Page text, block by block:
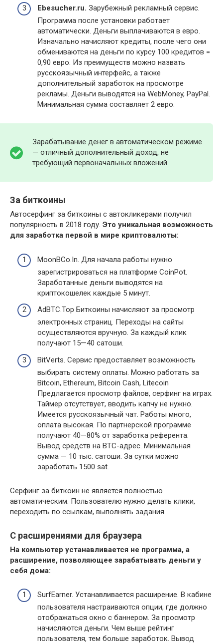
Ebesucher.ru. Зарубежный рекламный сервис.
Программа после установки работает
автоматически. Деньги выплачиваются в евро.
Изначально начисляют кредиты, после чего они
обмениваются на деньги по курсу 100 кредитов =
0,90 евро. Из преимуществ можно назвать
русскоязычный интерфейс, а также
дополнительный заработок на просмотре
рекламы. Деньги выводятся на WebMoney, PayPal.
Минимальная сумма составляет 2 евро.
Зарабатывание денег в автоматическом режиме
— отличный дополнительный доход, не
требующий первоначальных вложений.
За биткоины
Автосерфинг за биткоины с автокликерами получил
популярность в 2018 году. Это уникальная возможность
для заработка первой в мире криптовалюты:
MoonBCo.In. Для начала работы нужно
зарегистрироваться на платформе CoinPot.
Заработанные деньги выводятся на
криптокошелек каждые 5 минут.
AdBTC.Top Биткоины начисляют за просмотр
электронных страниц. Переходы на сайты
осуществляются вручную. За каждый клик
получают 15—40 сатоши.
BitVerts. Сервис предоставляет возможность
выбирать систему оплаты. Можно работать за
Bitcoin, Ethereum, Bitcoin Cash, Litecoin
Предлагается просмотр файлов, серфинг на играх.
Таймер отсутствует, вводить капчу не нужно.
Имеется русскоязычный чат. Работы много,
оплата высокая. По партнерской программе
получают 40—80% от заработка референта.
Вывод средств на BTC-адрес. Минимальная
сумма — 10 тыс. сатоши. За сутки можно
заработать 1500 sat.
Серфинг за биткоин не является полностью
автоматическим. Пользователю нужно делать клики,
переходить по ссылкам, выполнять задания.
С расширениями для браузера
На компьютер устанавливается не программа, а
расширение, позволяющее зарабатывать деньги у
себя дома:
SurfEarner. Устанавливается расширение. В кабине
пользователя настраиваются опции, где должно
отображаться окно с баннером. За просмотр
начисляются деньги. Чем выше рейтинг
пользователя, тем больше заработок. Вывод